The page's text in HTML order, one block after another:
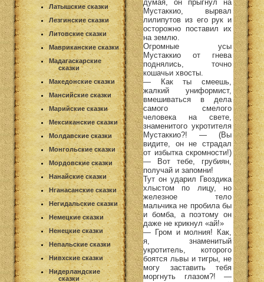
Латышские сказки
Лезгинские сказки
Литовские сказки
Мавриканские сказки
Мадагаскарские
сказки
Македонские сказки
Мансийские сказки
Марийские сказки
Мексиканские сказки
Молдавские сказки
Монгольские сказки
Мордовские сказки
Нанайские сказки
Нганасанские сказки
Негидальские сказки
Немецкие сказки
Ненецкие сказки
Непальские сказки
Нивхские сказки
Нидерландские
сказки
думая, он прыгнул на
Мустаккио, вырвал
лилипутов из его рук и
осторожно поставил их
на землю.
Огромные усы
Мустаккио от гнева
поднялись, точно
кошачьи хвосты.
— Как ты смеешь,
жалкий униформист,
вмешиваться в дела
самого смелого
человека на свете,
знаменитого укротителя
Мустаккио?! — (Вы
видите, он не страдал
от избытка скромности!)
— Вот тебе, грубиян,
получай и запомни!
Тут он ударил Гвоздика
хлыстом по лицу, но
железное тело
мальчика не пробила бы
и бомба, а поэтому он
даже не крикнул «ай!»
— Гром и молния! Как,
я, знаменитый
укротитель, которого
боятся львы и тигры, не
могу заставить тебя
моргнуть глазом?! —